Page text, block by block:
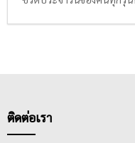
พนักงานออฟฟิศ ตลอดจนถึ
บันทึกเรื่องราวต่างๆที่เกิด
เขียนลื่น หมึกไม่ขาดตอน ด้
ติดต่อเรา